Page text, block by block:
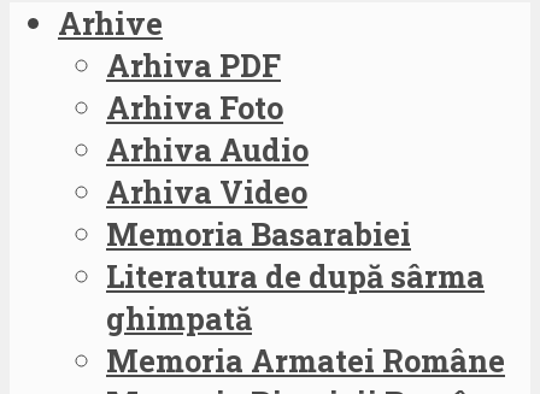
Arhive
Arhiva PDF
Arhiva Foto
Arhiva Audio
Arhiva Video
Memoria Basarabiei
Literatura de după sârma
ghimpată
Memoria Armatei Române